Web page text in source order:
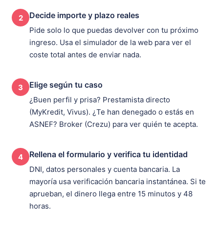
2 Decide importe y plazo reales
Pide solo lo que puedas devolver con tu próximo
ingreso. Usa el simulador de la web para ver el
coste total antes de enviar nada.
3 Elige según tu caso
¿Buen perfil y prisa? Prestamista directo
(MyKredit, Vivus). ¿Te han denegado o estás en
ASNEF? Broker (Crezu) para ver quién te acepta.
4 Rellena el formulario y verifica tu identidad
DNI, datos personales y cuenta bancaria. La
mayoría usa verificación bancaria instantánea. Si te
aprueban, el dinero llega entre 15 minutos y 48
horas.